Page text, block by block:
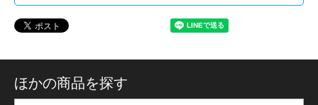
ほかの商品を探す